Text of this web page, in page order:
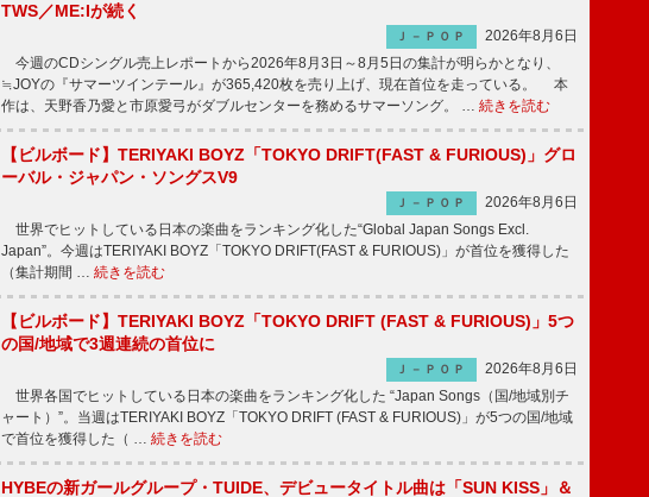
TWS／ME:Iが続く
Ｊ－ＰＯＰ
2026年8月6日
今週のCDシングル売上レポートから2026年8月3日～8月5日の集計が明らかとなり、
≒JOYの『サマーツインテール』が365,420枚を売り上げ、現在首位を走っている。 本
作は、天野香乃愛と市原愛弓がダブルセンターを務めるサマーソング。 … 続きを読む
【ビルボード】TERIYAKI BOYZ「TOKYO DRIFT(FAST & FURIOUS)」グロ
ーバル・ジャパン・ソングスV9
Ｊ－ＰＯＰ
2026年8月6日
世界でヒットしている日本の楽曲をランキング化した“Global Japan Songs Excl.
Japan”。今週はTERIYAKI BOYZ「TOKYO DRIFT(FAST & FURIOUS)」が首位を獲得した
（集計期間 … 続きを読む
【ビルボード】TERIYAKI BOYZ「TOKYO DRIFT (FAST & FURIOUS)」5つ
の国/地域で3週連続の首位に
Ｊ－ＰＯＰ
2026年8月6日
世界各国でヒットしている日本の楽曲をランキング化した “Japan Songs（国/地域別チ
ャート）”。当週はTERIYAKI BOYZ「TOKYO DRIFT (FAST & FURIOUS)」が5つの国/地域
で首位を獲得した（ … 続きを読む
HYBEの新ガールグループ・TUIDE、デビュータイトル曲は「SUN KISS」＆